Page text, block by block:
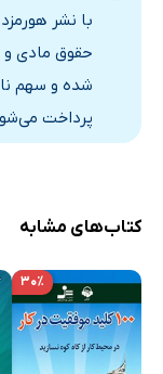
با نشر
حقوق مادی و
شده و سهم
پرداخت
کتاب‌های مشابه
۳۰٪